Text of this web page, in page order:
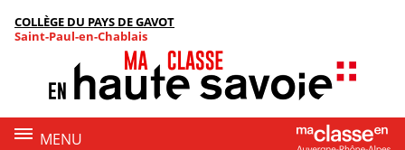
Menu de la rubrique
Contenu
COLLÈGE DU PAYS DE GAVOT
Saint-Paul-en-Chablais
MENU